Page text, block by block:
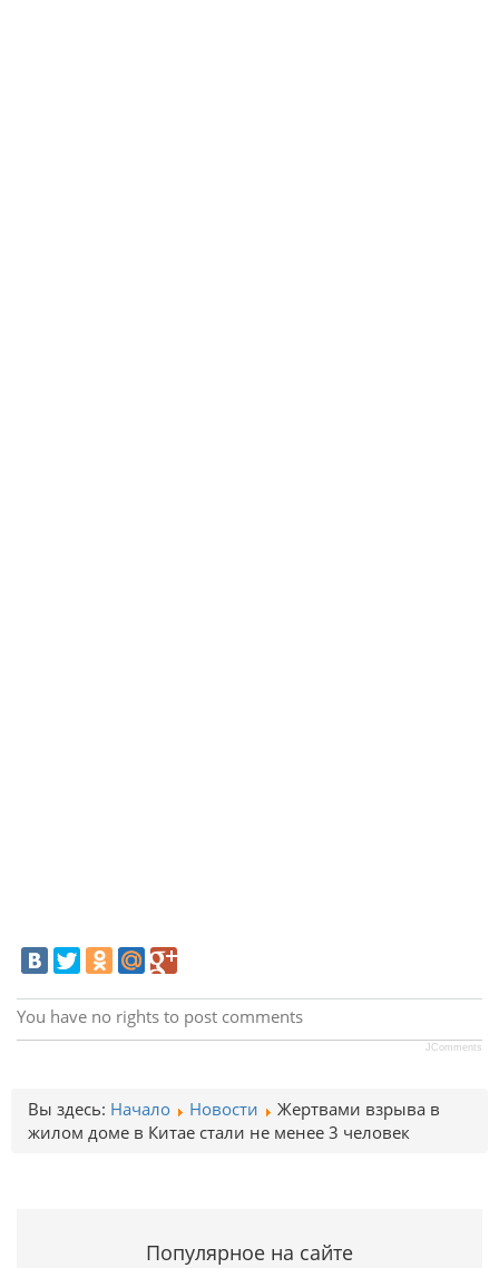
You have no rights to post comments
JComments
Вы здесь: Начало Новости
Жертвами взрыва в
жилом доме в Китае стали не менее 3 человек
Популярное на сайте